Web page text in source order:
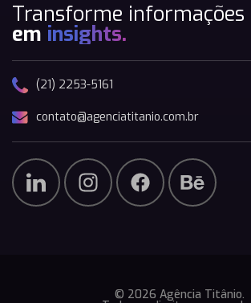
Transforme informações
em insights.
(21) 2253-5161
contato@agenciatitanio.com.br
© 2026 Agência Titânio.